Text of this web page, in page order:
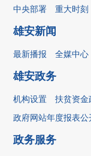
中央部署 重大时刻
雄安新闻
最新播报 全媒中心
雄安政务
机构设置 扶贫资金
政府网站年度报表公
政务服务